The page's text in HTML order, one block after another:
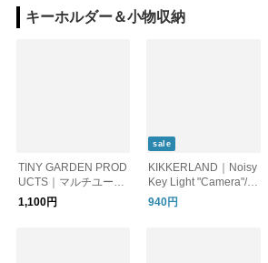
キーホルダー＆小物収納
TINY GARDEN PROD
UCTS｜マルチユース
キーホルダー
1,100円
sale
KIKKERLAND｜Noisy
Key Light "Camera"/キ
ーホルダー カメラ
940円